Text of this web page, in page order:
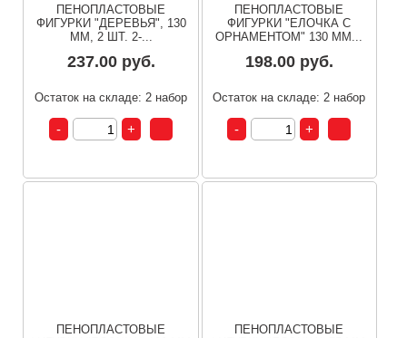
ПЕНОПЛАСТОВЫЕ
ФИГУРКИ "ДЕРЕВЬЯ", 130
ММ, 2 ШТ. 2-...
237.00 руб.
Остаток на складе: 2 набор
ПЕНОПЛАСТОВЫЕ
ФИГУРКИ "ЕЛОЧКА С
ОРНАМЕНТОМ" 130 ММ...
198.00 руб.
Остаток на складе: 2 набор
ПЕНОПЛАСТОВЫЕ
ПЕНОПЛАСТОВЫЕ